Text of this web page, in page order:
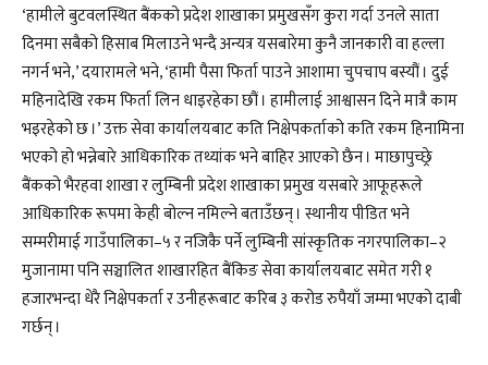
‘हामीले बुटवलस्थित बैंकको प्रदेश शाखाका प्रमुखसँग कुरा गर्दा उनले साता
दिनमा सबैको हिसाब मिलाउने भन्दै अन्यत्र यसबारेमा कुनै जानकारी वा हल्ला
नगर्न भने,’ दयारामले भने, ‘हामी पैसा फिर्ता पाउने आशामा चुपचाप बस्यौं । दुई
महिनादेखि रकम फिर्ता लिन धाइरहेका छौं । हामीलाई आश्वासन दिने मात्रै काम
भइरहेको छ ।’ उक्त सेवा कार्यालयबाट कति निक्षेपकर्ताको कति रकम हिनामिना
भएको हो भन्नेबारे आधिकारिक तथ्यांक भने बाहिर आएको छैन । माछापुच्छ्रे
बैंकको भैरहवा शाखा र लुम्बिनी प्रदेश शाखाका प्रमुख यसबारे आफूहरूले
आधिकारिक रूपमा केही बोल्न नमिल्ने बताउँछन् । स्थानीय पीडित भने
सम्मरीमाई गाउँपालिका–५ र नजिकै पर्ने लुम्बिनी सांस्कृतिक नगरपालिका–२
मुजानामा पनि सञ्चालित शाखारहित बैंकिङ सेवा कार्यालयबाट समेत गरी १
हजारभन्दा धेरै निक्षेपकर्ता र उनीहरूबाट करिब ३ करोड रुपैयाँ जम्मा भएको दाबी
गर्छन् ।